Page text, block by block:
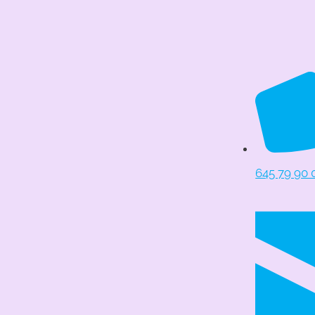
645 79 90